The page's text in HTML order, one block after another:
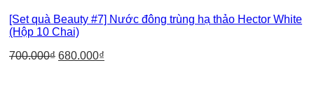
[Set quà Beauty #7] Nước đông trùng hạ thảo Hector White
(Hộp 10 Chai)
700.000₫ 680.000₫